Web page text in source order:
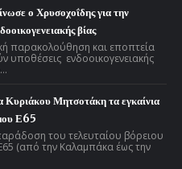
ο Χρυσοχοΐδης για την
βίας
παρακολούθηση και εποπτεία
υποθέσεις ενδοοικογενειακής
Κυριάκου Μητσοτάκη τα εγκαίνια
Ε65
του τελευταίου βόρειου
(από την Καλαμπάκα έως την